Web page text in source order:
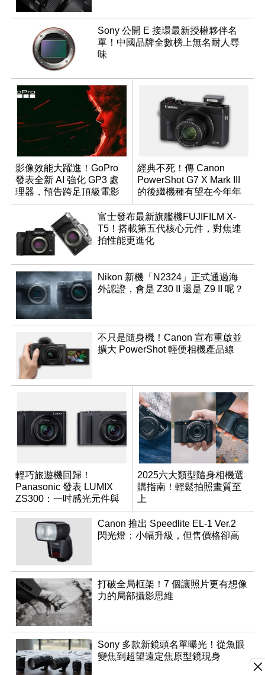
Sony 公開 E 接環最新授權夥伴名
單！中國品牌全數榜上無名耐人尋
味
影像效能大躍進！GoPro
發表全新 AI 強化 GP3 處
理器，預告跨足頂級電影
機市場
經典不死！傳 Canon
PowerShot G7 X Mark III
的後繼機種有望在今年年
底前推出？
富士發布最新旗艦機FUJIFILM X-
T5！搭載第五代核心元件，對焦連
拍性能更進化
Nikon 新機「N2324」正式通過海
外認證，會是 Z30 II 還是 Z9 II 呢？
不只是隨身機！Canon 宣布重啟並
擴大 PowerShot 輕便相機產品線
輕巧旅遊機回歸！
Panasonic 發表 LUMIX
ZS300：一吋感光元件與
15 倍光學變焦
2025六大類型隨身相機選
購指南！輕鬆拍照畫質至
上
Canon 推出 Speedlite EL-1 Ver.2
閃光燈：小幅升級，但售價格卻高
打破全局框架！7 個讓照片更有想像
力的局部攝影思維
Sony 多款新鏡頭名單曝光！從魚眼
變焦到超望遠定焦原型鏡現身